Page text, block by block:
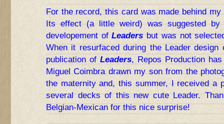
For the record, this card was made behind
Its effect (a little weird) was suggested
developement ofLeadersbut was not
When it resurfaced during the Leader design
publication ofLeaders, Repos Production
Miguel Coimbra drawn my son from the
the maternity and, this summer, I received a
several decks of this new cute Leader.
Belgian-Mexican for this nice surprise!